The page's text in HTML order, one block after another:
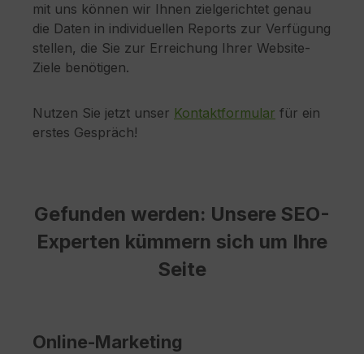
mit uns können wir Ihnen zielgerichtet genau
die Daten in individuellen Reports zur Verfügung
stellen, die Sie zur Erreichung Ihrer Website-
Ziele benötigen.
Nutzen Sie jetzt unser Kontaktformular für ein
erstes Gespräch!
Gefunden werden: Unsere SEO-
Experten kümmern sich um Ihre
Seite
Online-Marketing